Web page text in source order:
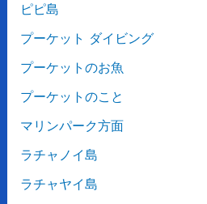
ピピ島
プーケット ダイビング
プーケットのお魚
プーケットのこと
マリンパーク方面
ラチャノイ島
ラチャヤイ島